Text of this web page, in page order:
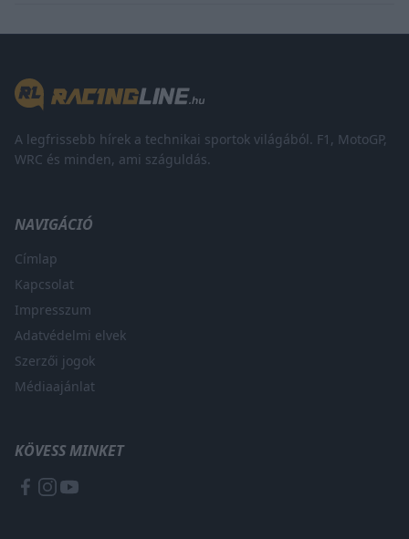
A legfrissebb hírek a technikai sportok világából. F1, MotoGP,
WRC és minden, ami száguldás.
NAVIGÁCIÓ
Címlap
Kapcsolat
Impresszum
Adatvédelmi elvek
Szerzői jogok
Médiaajánlat
KÖVESS MINKET